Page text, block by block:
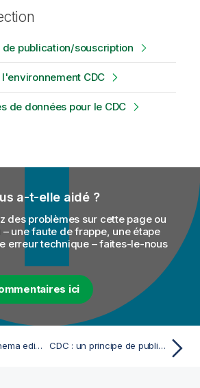
de publication/souscription
CDC
de données pour le CDC
a-t-elle aidé ?
des problèmes sur cette page ou
une faute de frappe, une étape
erreur technique – faites-le-nous
ici
Utiliser le Tree schema editor CDC : un principe de publication/souscription